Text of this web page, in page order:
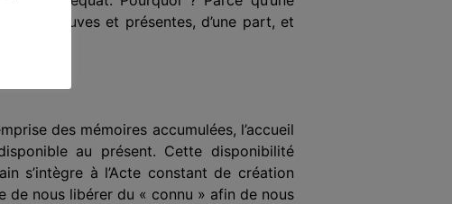
neuves et présentes, d’une part, et
des mémoires accumulées, l’accueil
au présent. Cette disponibilité
s’intègre à l’Acte constant de création
de nous libérer du « connu » afin de nous